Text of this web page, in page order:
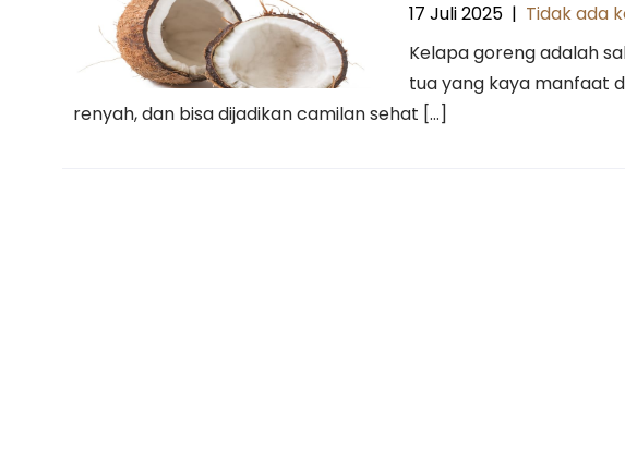
17 Juli 2025 | Tidak ada
Kelapa goreng adalah
tua yang kaya manfaat
renyah, dan bisa dijadikan camilan sehat […]